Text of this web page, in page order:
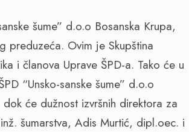
šume” d.o.o Bosanska Krupa,
preduzeća. Ovim je Skupština
i članova Uprave ŠPD-a. Tako će u
“Unsko-sanske šume” d.o.o
će dužnost izvršnih direktora za
šumarstva, Adis Murtić, dipl.oec. i